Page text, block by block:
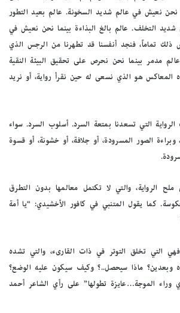
نحن نعيش في عالم شديد السخونة. عالم بعيد التطور
التخلف. عالم بالغ البذاءة بينما نحن نعيش في
ذلك تماماً، فنجد أنفسنا قد تطهرنا من الرجس الذي
مدمر بينما نحن نحرص على تحقيق البيئة النقية
المعاكس هو الذي نسعى له حين نقرأ رواية، أو نريد
الرواية التي تسعدنا بمتعة السرد. أسلوب السرد. سواء
الصور المسرودة، أو جلافة، أو خشونة، أو قسوة
الرواية، والتي لا تكتمل معالمها بدون التطرق
كما يقول المتنبي في كافور الأخشيدي: “يا أمة
فهي التي تخلق التوتر في ذات القارىء، والتي تشده
وبعدين؟ ماذا سيحصل..؟ وكيف سيكون عليه الوضع؟
وراء الموجة…عايزة تطولها” على رأي الشاعر أحمد